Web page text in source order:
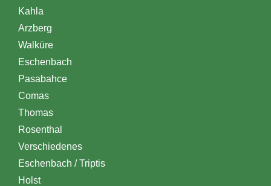
Kahla
Arzberg
Walküre
Eschenbach
Pasabahce
Comas
Thomas
Rosenthal
Verschiedenes
Eschenbach / Triptis
Holst